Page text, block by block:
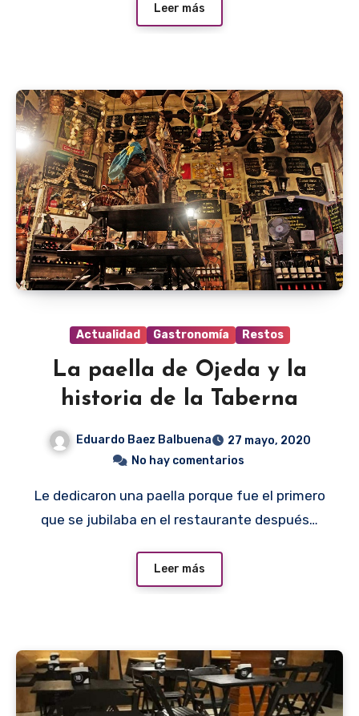
Leer más
Actualidad Gastronomía Restos
La paella de Ojeda y la
historia de la Taberna
Eduardo Baez Balbuena
27 mayo, 2020
No hay comentarios
Le dedicaron una paella porque fue el primero
que se jubilaba en el restaurante después…
Leer más